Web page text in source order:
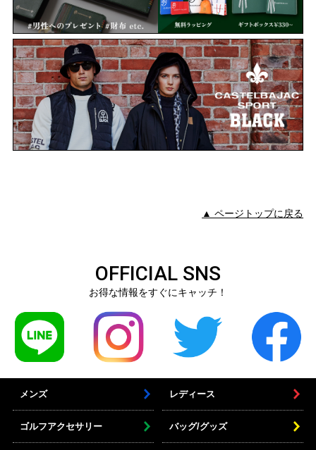
▲ ページトップに戻る
OFFICIAL SNS
お得な情報をすぐにキャッチ！
メンズ レディース
ゴルフアクセサリー バッグ/グッズ